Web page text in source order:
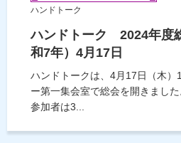
ハンドトーク
ハンドトーク 2024年度
和7年）4月17日
ハンドトークは、4月17日（木）
ー第一集会室で総会を開きました
参加者は3...